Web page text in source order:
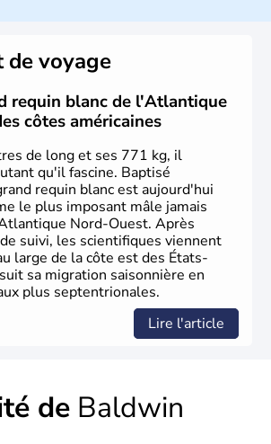
se sont succédées avant l'arrivée
à la découverte du continent par
en 1492. Les 13 colonies
la Déclaration d'indépendance
leur première constitution en 1787.
marque ensuite l'entrée dans une
intense.
de voyage
requin blanc de l'Atlantique
côtes américaines
de long et ses 771 kg, il
qu'il fascine. Baptisé
requin blanc est aujourd'hui
le plus imposant mâle jamais
Nord-Ouest. Après
suivi, les scientifiques viennent
large de la côte est des États-
sa migration saisonnière en
plus septentrionales.
Lire l'article
de Baldwin